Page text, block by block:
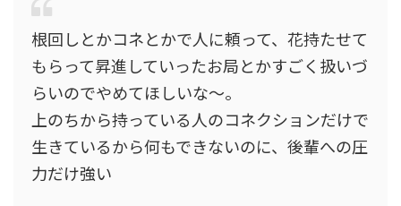
根回しとかコネとかで人に頼って、花持たせて
もらって昇進していったお局とかすごく扱いづ
らいのでやめてほしいな～。
上のちから持っている人のコネクションだけで
生きているから何もできないのに、後輩への圧
力だけ強い